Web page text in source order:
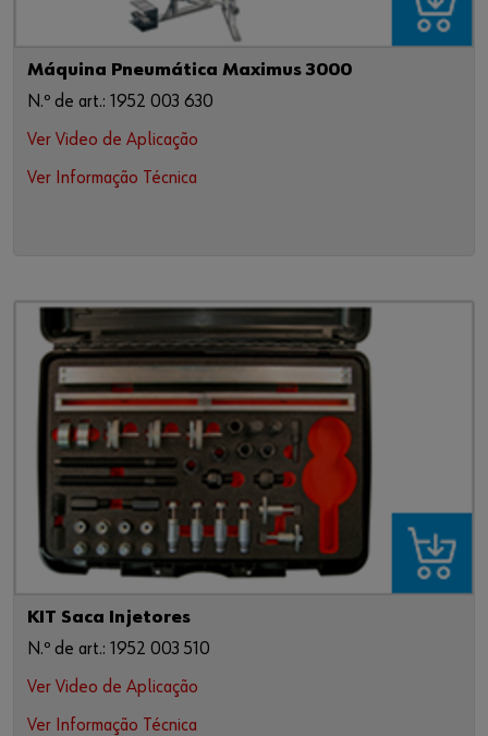
Máquina Pneumática Maximus 3000
N.º de art.: 1952 003 630
Ver Video de Aplicação
Ver Informação Técnica
KIT Saca Injetores
N.º de art.: 1952 003 510
Ver Video de Aplicação
Ver Informação Técnica